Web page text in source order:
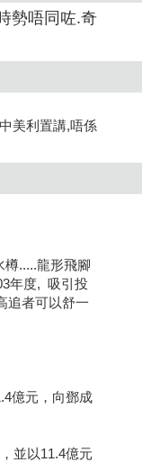
勢唔同咗.奇
美利置講,唔係
樽.....龍形飛腳
年度, 吸引投
追者可以舒一
億元，向鄧成
並以11.4億元